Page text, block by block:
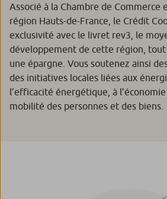
Associé à la Chambre de Commerce
région Hauts-de-France, le Crédit
exclusivité avec le livret rev3, le
développement de cette région,
une épargne. Vous soutenez ainsi
des initiatives locales liées aux
l’efficacité énergétique, à
mobilité des personnes et des biens.